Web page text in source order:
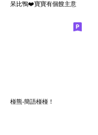
呆比鴨❤️寶寶有個餿主意
椪熊-簡語椪椪！